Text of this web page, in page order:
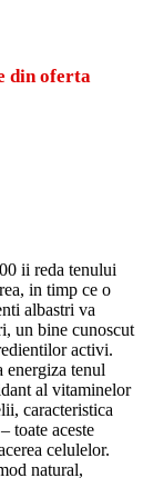
din oferta
ii reda tenului
in timp ce o
albastri va
un bine cunoscut
activi.
energiza tenul
al vitaminelor
caracteristica
toate aceste
celulelor.
natural,